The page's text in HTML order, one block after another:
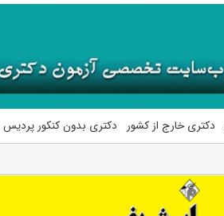
دکتری خارج از کشور دکتری بدون کنکور پردیس